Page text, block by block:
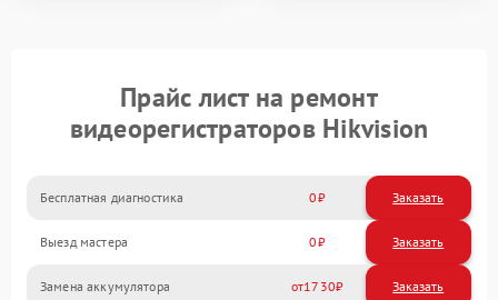
Прайс лист на ремонт
видеорегистраторов Hikvision
Бесплатная диагностика 0 Заказать
Выезд мастера 0 Заказать
Замена аккумулятора 1730